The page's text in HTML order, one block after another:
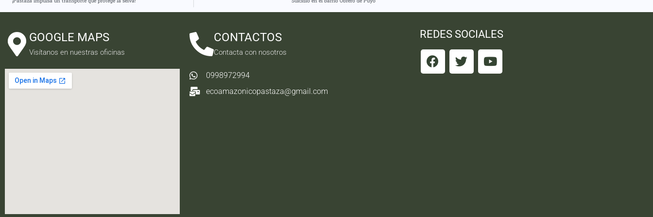
GOOGLE MAPS
Visítanos en nuestras oficinas
CONTACTOS
Contacta con nosotros
0998972994
ecoamazonicopastaza@gmail.com
REDES SOCIALES